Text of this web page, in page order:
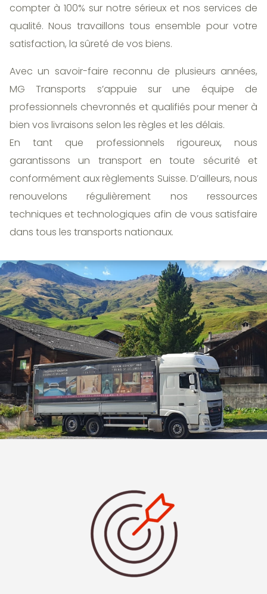
compter à 100% sur notre sérieux et nos services de
qualité. Nous travaillons tous ensemble pour votre
satisfaction, la sûreté de vos biens.
Avec un savoir-faire reconnu de plusieurs années,
MG Transports s’appuie sur une équipe de
professionnels chevronnés et qualifiés pour mener à
bien vos livraisons selon les règles et les délais.
En tant que professionnels rigoureux, nous
garantissons un transport en toute sécurité et
conformément aux règlements Suisse. D’ailleurs, nous
renouvelons régulièrement nos ressources
techniques et technologiques afin de vous satisfaire
dans tous les transports nationaux.